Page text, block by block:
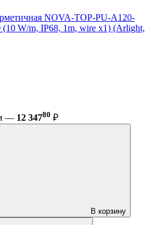
NOVA-TOP-PU-A120-
W/m, IP68, 1m, wire x1) (Arlight,
— 12 34780 ₽
В корзину